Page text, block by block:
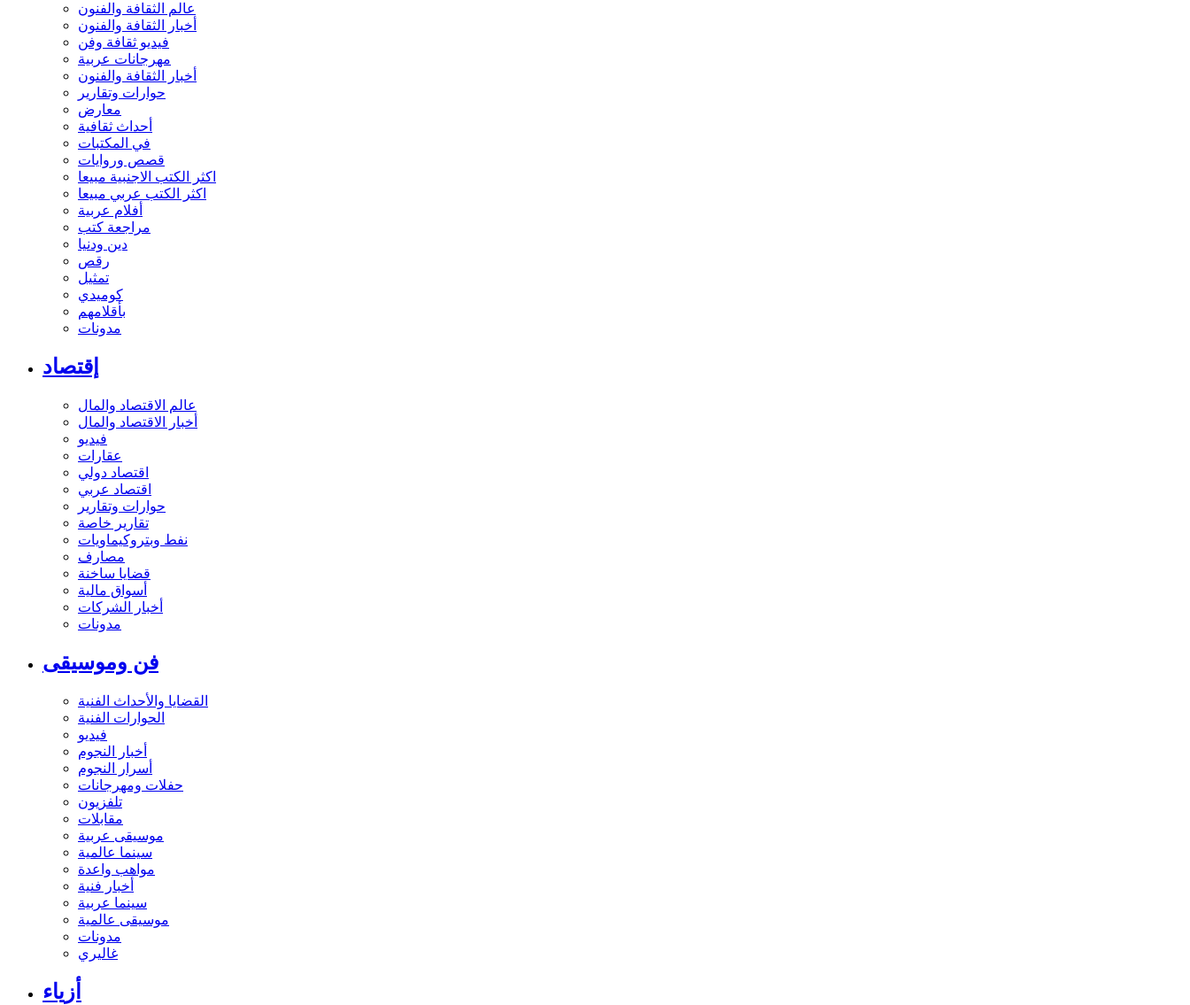
عالم الثقافة والفنون
أخبار الثقافة والفنون
فيديو ثقافة وفن
مهرجانات عربية
أخبار الثقافة والفنون
حوارات وتقارير
معارض
أحداث ثقافية
في المكتبات
قصص وروايات
اكثر الكتب الاجنبية مبيعا
اكثر الكتب عربي مبيعا
أفلام عربية
مراجعة كتب
دين ودنيا
رقص
تمثيل
كوميدي
بأقلامهم
مدونات
إقتصاد
عالم الاقتصاد والمال
أخبار الاقتصاد والمال
فيديو
عقارات
اقتصاد دولي
اقتصاد عربي
حوارات وتقارير
تقارير خاصة
نفط وبتروكيماويات
مصارف
قضايا ساخنة
أسواق مالية
أخبار الشركات
مدونات
فن وموسيقى
القضايا والأحداث الفنية
الحوارات الفنية
فيديو
أخبار النجوم
أسرار النجوم
حفلات ومهرجانات
تلفزيون
مقابلات
موسيقى عربية
سينما عالمية
مواهب واعدة
أخبار فنية
سينما عربية
موسيقى عالمية
مدونات
غاليري
أزياء